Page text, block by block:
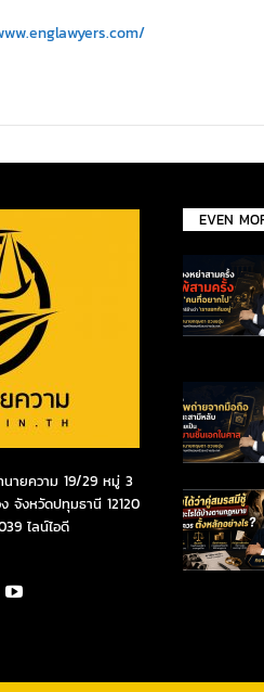
ายความ 19/29 หมู่ 3
จังหวัดปทุมธานี 12120
ไลน์ไอดี
EVEN